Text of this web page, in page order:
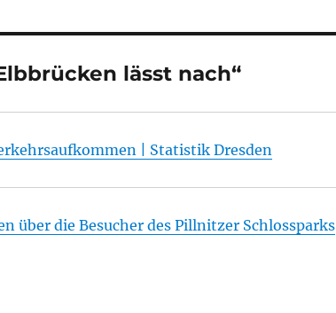
lässt nach“
| Statistik Dresden
die Besucher des Pillnitzer Schlossparks